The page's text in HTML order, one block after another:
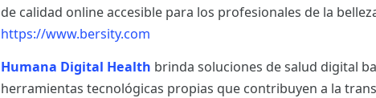
de calidad online accesible para los profesionales de la
https://www.bersity.com
Humana Digital Health brinda soluciones de salud digital
herramientas tecnológicas propias que contribuyen a la